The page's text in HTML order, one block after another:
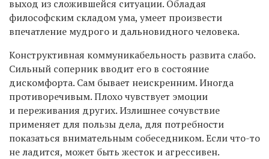
выход из сложившейся ситуации. Обладая
философским складом ума, умеет произвести
впечатление мудрого и дальновидного человека.
Конструктивная коммуникабельность развита слабо.
Сильный соперник вводит его в состояние
дискомфорта. Сам бывает неискренним. Иногда
противоречивым. Плохо чувствует эмоции
и переживания других. Излишнее сочувствие
применяет для пользы дела, для потребности
показаться внимательным собеседником. Если что-то
не ладится, может быть жесток и агрессивен.